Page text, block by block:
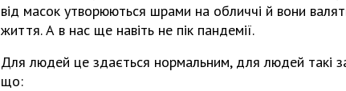
від масок утворюються шрами на обличчі й вони
життя. А в нас ще навіть не пік пандемії.
Для людей це здається нормальним, для людей такі
що: